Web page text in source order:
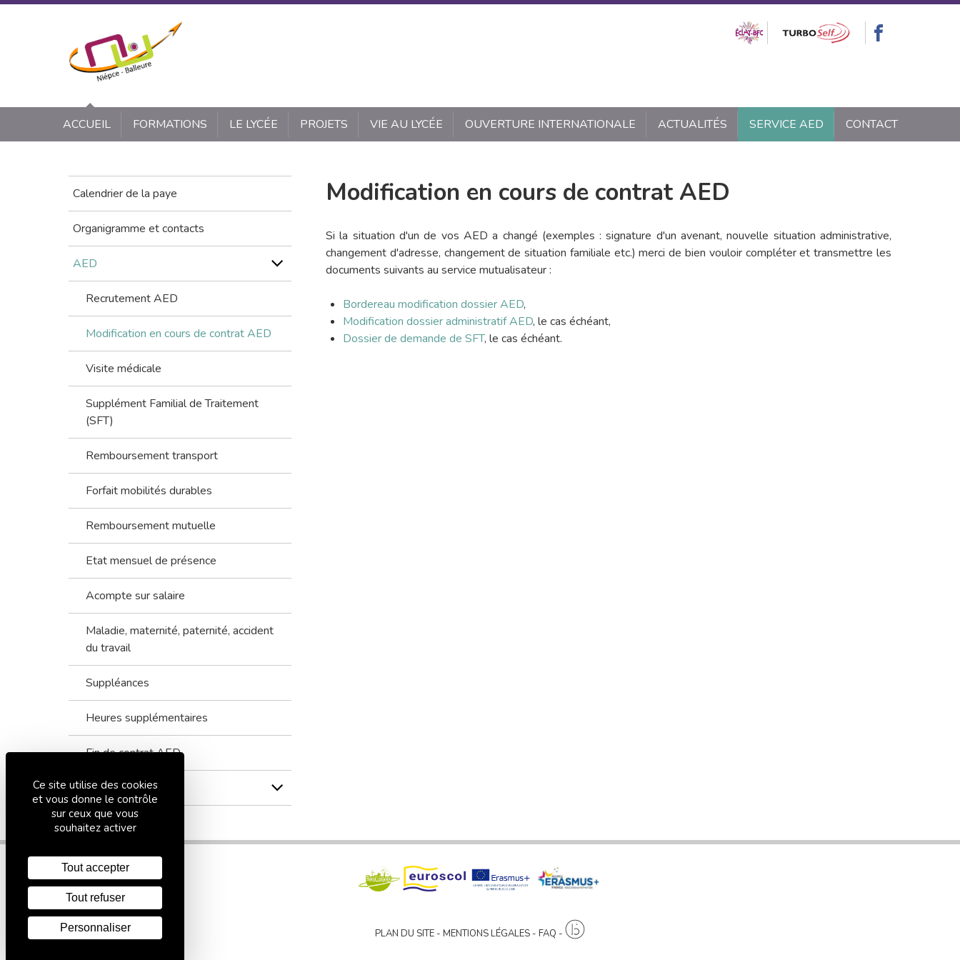
ACCUEIL FORMATIONS LE LYCÉE PROJETS VIE AU LYCÉE OUVERTURE INTERNATIONALE ACTUALITÉS SERVICE AED CONTACT
Modification en cours de contrat AED
Si la situation d'un de vos AED a changé (exemples : signature d'un avenant, nouvelle situation administrative,
changement d'adresse, changement de situation familiale etc.) merci de bien vouloir compléter et transmettre les
documents suivants au service mutualisateur :
Bordereau modification dossier AED,
Modification dossier administratif AED, le cas échéant,
Dossier de demande de SFT, le cas échéant.
Calendrier de la paye
Organigramme et contacts
AED
Recrutement AED
Modification en cours de contrat AED
Visite médicale
Supplément Familial de Traitement
(SFT)
Remboursement transport
Forfait mobilités durables
Remboursement mutuelle
Etat mensuel de présence
Acompte sur salaire
Maladie, maternité, paternité, accident
du travail
Suppléances
Heures supplémentaires
Fin de contrat AED
Dispositifs divers
PLAN DU SITE MENTIONS LÉGALES FAQ
Panneau de gestion des cookies
Ce site utilise des cookies
et vous donne le contrôle
sur ceux que vous
souhaitez activer
Tout accepter
Tout refuser
Personnaliser